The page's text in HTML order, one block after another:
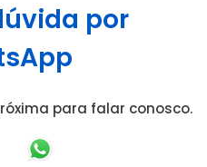
por
para falar conosco.